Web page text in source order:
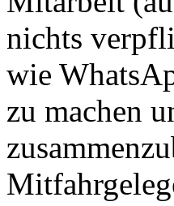
nichts
wie
zu machen